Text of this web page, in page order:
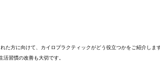
た方に向けて、カイロプラクティックがどう役立つかをご紹介します
習慣の改善も大切です。